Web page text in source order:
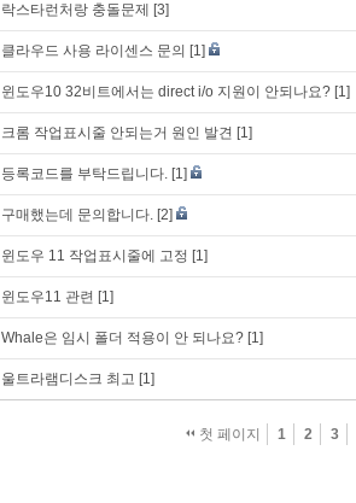
락스타런처랑 충돌문제 [3]
클라우드 사용 라이센스 문의 [1]
윈도우10 32비트에서는 direct i/o 지원이 안되나요? [1]
크롬 작업표시줄 안되는거 원인 발견 [1]
등록코드를 부탁드립니다. [1]
구매했는데 문의합니다. [2]
윈도우 11 작업표시줄에 고정 [1]
윈도우11 관련 [1]
Whale은 임시 폴더 적용이 안 되나요? [1]
울트라램디스크 최고 [1]
첫 페이지 1 2 3